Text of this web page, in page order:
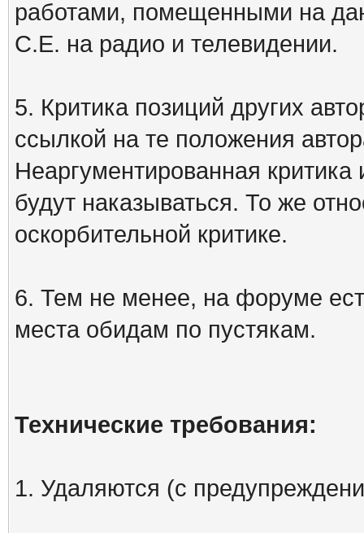
работами, помещенными на
С.Е. на радио и телевидении.
5. Критика позиций других
ссылкой на те положения
Неаргументированная
будут наказываться. То же
оскорбительной критике.
6. Тем не менее, на форуме
места обидам по пустякам.
Технические требования:
1. Удаляются (с